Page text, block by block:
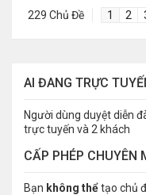
229 Chủ Đề
1 2
AI ĐANG TRỰC
Người dùng duyệt diễn
trực tuyến và 2 khách
CẤP PHÉP CHUYÊN
Bạn không thểtạo chủ